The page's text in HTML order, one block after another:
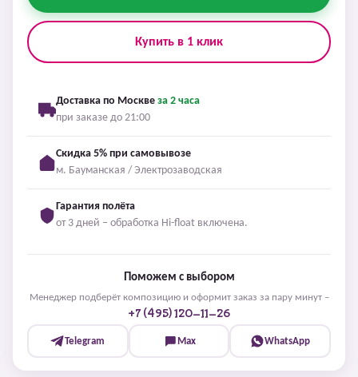
Купить в 1 клик
Доставка по Москве за 2 часа
при заказе до 21:00
Скидка 5% при самовывозе
м. Бауманская / Электрозаводская
Гарантия полёта
от 3 дней – обработка Hi-float включена.
Поможем с выбором
Менеджер подберёт композицию и оформит заказ за пару минут –
+7 (495) 120-11-26
Telegram Max WhatsApp